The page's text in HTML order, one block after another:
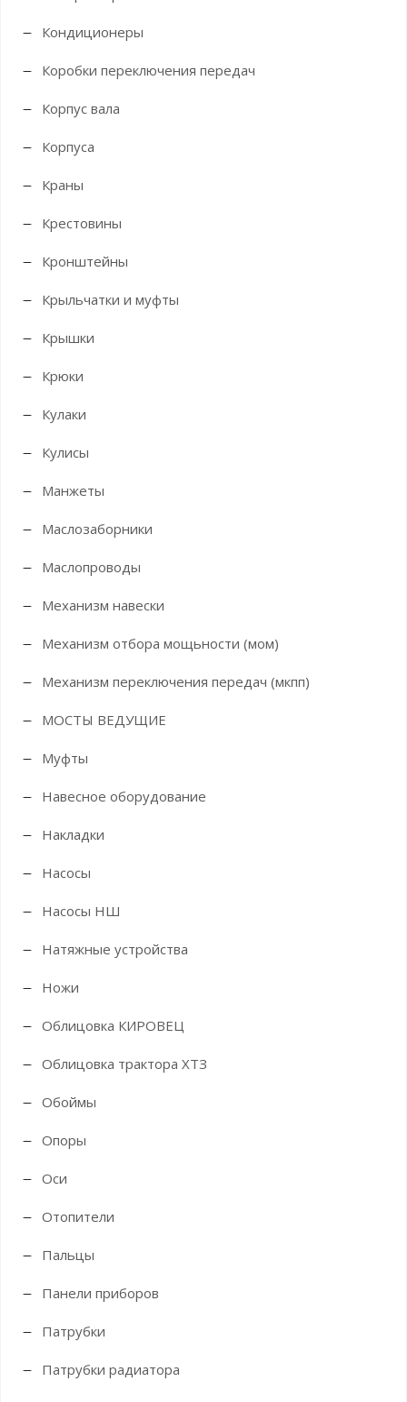
Кондиционеры
Коробки переключения передач
Корпус вала
Корпуса
Краны
Крестовины
Кронштейны
Крыльчатки и муфты
Крышки
Крюки
Кулаки
Кулисы
Манжеты
Маслозаборники
Маслопроводы
Механизм навески
Механизм отбора мощьности (мом)
Механизм переключения передач (мкпп)
МОСТЫ ВЕДУЩИЕ
Муфты
Навесное оборудование
Накладки
Насосы
Насосы НШ
Натяжные устройства
Ножи
Облицовка КИРОВЕЦ
Облицовка трактора ХТЗ
Обоймы
Опоры
Оси
Отопители
Пальцы
Панели приборов
Патрубки
Патрубки радиатора